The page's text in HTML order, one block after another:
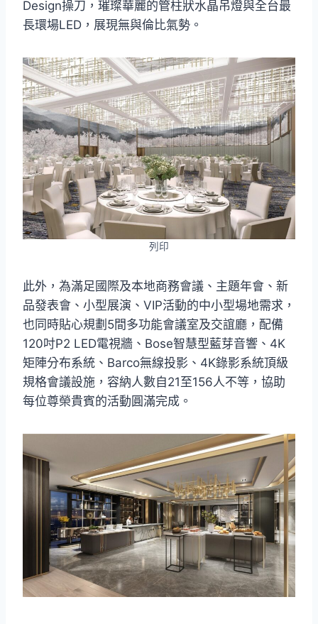
Design操刀，璀璨華麗的管柱狀水晶吊燈與全台最
長環場LED，展現無與倫比氣勢。
列印
此外，為滿足國際及本地商務會議、主題年會、新
品發表會、小型展演、VIP活動的中小型場地需求，
也同時貼心規劃5間多功能會議室及交誼廳，配備
120吋P2 LED電視牆、Bose智慧型藍芽音響、4K
矩陣分布系統、Barco無線投影、4K錄影系統頂級
規格會議設施，容納人數自21至156人不等，協助
每位尊榮貴賓的活動圓滿完成。